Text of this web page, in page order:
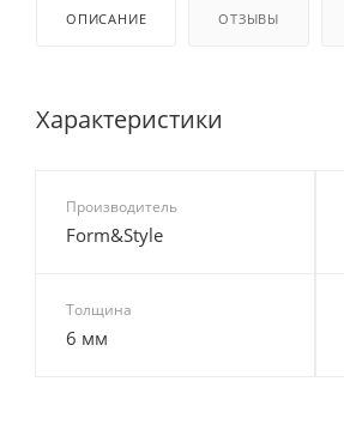
ОПИСАНИЕ ОТЗЫВЫ
Характеристики
Производитель
Form&Style
Толщина
6 мм